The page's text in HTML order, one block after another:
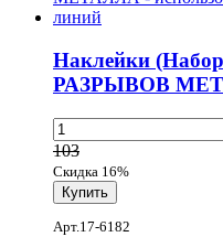
Наклейки
РАЗРЫВОВ
103
Скидка 16%
Арт.17-6182